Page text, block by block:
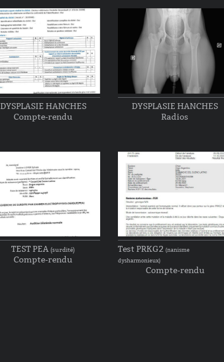
DYSPLASIE HANCHES
Compte-rendu
DYSPLASIE HANCHES
Radios
TEST PEA (surdité)
Compte-rendu
Test PRKG2 (nanisme
dysharmonieux)
Compte-rendu